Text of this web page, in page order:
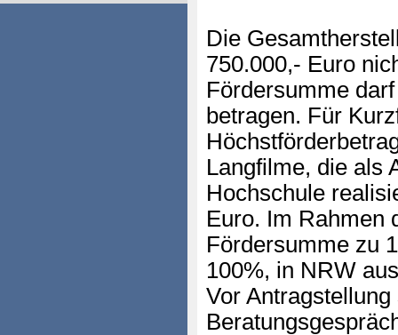
Die
750.000,- Euro
Fördersumme
betragen. Für
Langfilme, die als
Hochschule
Euro. Im Rahmen
Fördersumme zu
100%, in NRW
Vor